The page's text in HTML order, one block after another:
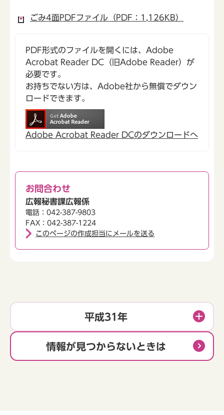
ごみ4面PDFファイル（PDF：1,126KB）
PDF形式のファイルを開くには、Adobe
Acrobat Reader DC（旧Adobe Reader）が
必要です。
お持ちでない方は、Adobe社から無償でダウン
ロードできます。
Adobe Acrobat Reader DCのダウンロードへ
お問合わせ
広報秘書課広報係
電話：042-387-9803
FAX：042-387-1224
このページの作成担当にメールを送る
平成31年
情報が見つからないときは